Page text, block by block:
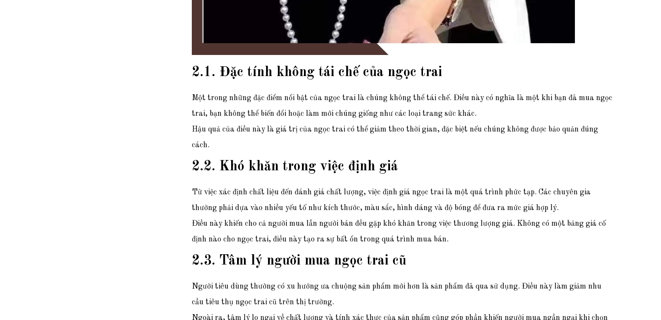
2.1. Đặc tính không tái chế của ngọc trai
Một trong những đặc điểm nổi bật của ngọc trai là chúng không thể tái chế. Điều này có nghĩa là một khi bạn đã mua ngọc
trai, bạn không thể biến đổi hoặc làm mới chúng giống như các loại trang sức khác.
Hậu quả của điều này là giá trị của ngọc trai có thể giảm theo thời gian, đặc biệt nếu chúng không được bảo quản đúng
cách.
2.2. Khó khăn trong việc định giá
Từ việc xác định chất liệu đến đánh giá chất lượng, việc định giá ngọc trai là một quá trình phức tạp. Các chuyên gia
thường phải dựa vào nhiều yếu tố như kích thước, màu sắc, hình dáng và độ bóng để đưa ra mức giá hợp lý.
Điều này khiến cho cả người mua lẫn người bán đều gặp khó khăn trong việc thương lượng giá. Không có một bảng giá cố
định nào cho ngọc trai, điều này tạo ra sự bất ổn trong quá trình mua bán.
2.3. Tâm lý người mua ngọc trai cũ
Người tiêu dùng thường có xu hướng ưa chuộng sản phẩm mới hơn là sản phẩm đã qua sử dụng. Điều này làm giảm nhu
cầu tiêu thụ ngọc trai cũ trên thị trường.
Ngoài ra, tâm lý lo ngại về chất lượng và tính xác thực của sản phẩm cũng góp phần khiến người mua ngần ngại khi chọn